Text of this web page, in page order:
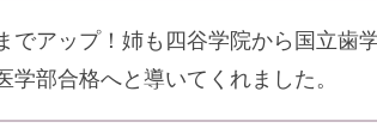
アップ！姉も四谷学院から国立歯
部合格へと導いてくれました。